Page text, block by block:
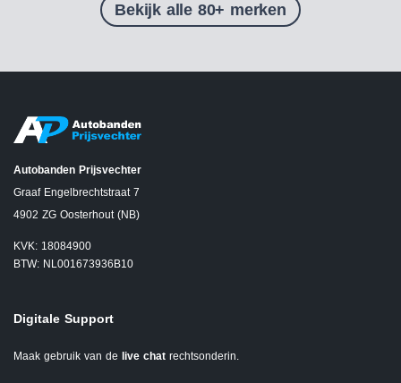
Bekijk alle 80+ merken
Autobanden Prijsvechter
Graaf Engelbrechtstraat 7
4902 ZG Oosterhout (NB)
KVK: 18084900
BTW: NL001673936B10
Digitale Support
Maak gebruik van de live chat rechtsonderin.